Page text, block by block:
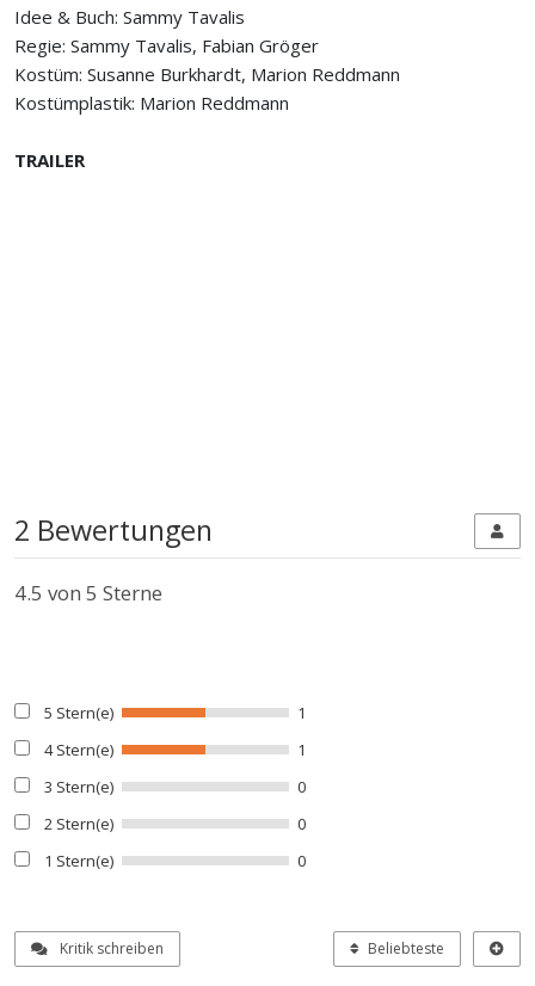
Idee & Buch: Sammy Tavalis
Regie: Sammy Tavalis, Fabian Gröger
Kostüm: Susanne Burkhardt, Marion Reddmann
Kostümplastik: Marion Reddmann
TRAILER
2 Bewertungen
4.5 von 5 Sterne
5 Stern(e)
1
4 Stern(e)
1
3 Stern(e)
0
2 Stern(e)
0
1 Stern(e)
0
Kritik schreiben Beliebteste